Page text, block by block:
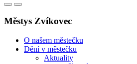
Městys Zvíkovec
O našem městečku
Dění v městečku
Aktuality